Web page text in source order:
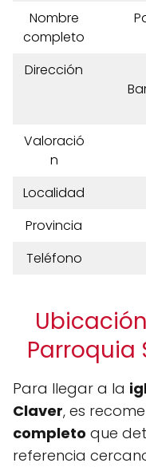
Nombre
completo
Dirección
Valoració
n
Localidad
Provincia
Teléfono
Parroquia
Para llegar a la
Claver, es
completo que
referencia